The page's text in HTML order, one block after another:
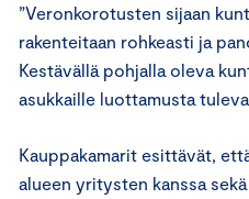
”Veronkorotusten sijaan
rakenteitaan rohkeasti ja
Kestävällä pohjalla oleva
asukkaille luottamusta
Kauppakamarit esittävät,
alueen yritysten kanssa